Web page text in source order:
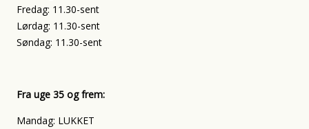
Fredag: 11.30-sent
Lørdag: 11.30-sent
Søndag: 11.30-sent
Fra uge 35 og frem:
Mandag: LUKKET